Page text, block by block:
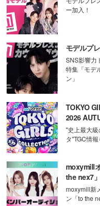
ー加入！
モデルプ
SNS影響力
特集「モデ
ン」
TOKYO
2026
デルプレス
"史上最大
タ"TGC情
moxymill
the nex7
moxymill新
ン「to the